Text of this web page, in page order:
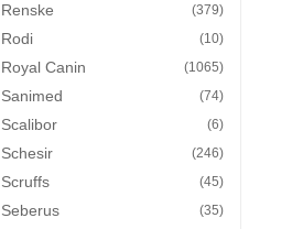
Renske (379)
Rodi (10)
Royal Canin (1065)
Sanimed (74)
Scalibor (6)
Schesir (246)
Scruffs (45)
Seberus (35)